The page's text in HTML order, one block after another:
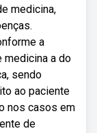
medicina,
a
medicina a do
sendo
ao paciente
nos casos em
de